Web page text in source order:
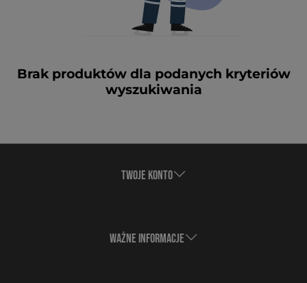
Brak produktów dla podanych kryteriów
wyszukiwania
TWOJE KONTO
WAŻNE INFORMACJE